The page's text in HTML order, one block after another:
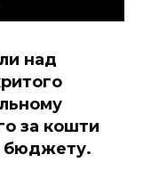
над
за кошти
бюджету.